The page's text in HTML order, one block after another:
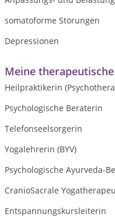
somatoforme Störungen
Depressionen
Meine
Heilpraktikerin
Psychologische Beraterin
Telefonseelsorgerin
Yogalehrerin (BYV)
Psychologische Ayurveda-
CranioSacrale
Entspannungskursleiterin